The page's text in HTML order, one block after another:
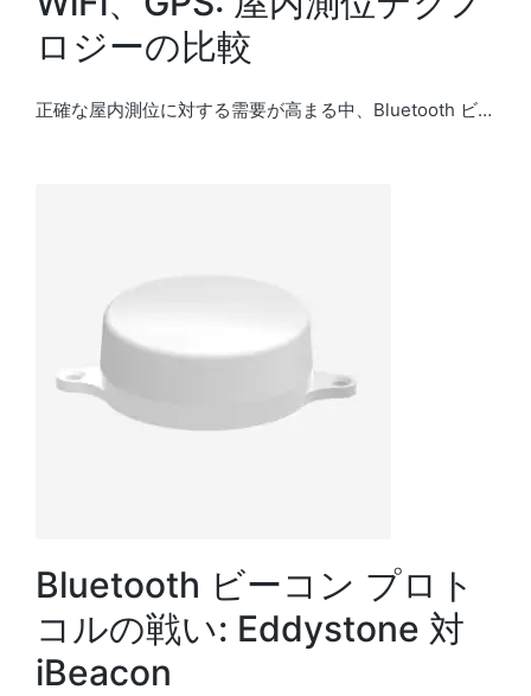
ロジーの比較
正確な屋内測位に対する需要が高まる中、Bluetooth ビ…
Bluetooth ビーコン プロト
コルの戦い: Eddystone 対
iBeacon